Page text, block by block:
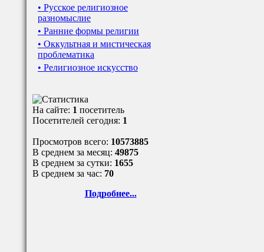
• Русское религиозное
разномыслие
• Ранние формы религии
• Оккультная и мистическая
проблематика
• Религиозное искусство
На сайте: 1 посетитель
Посетителей сегодня: 1
Просмотров всего: 10573885
В среднем за месяц: 49875
В среднем за сутки: 1655
В среднем за час: 70
Подробнее...